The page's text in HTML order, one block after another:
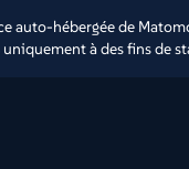
auto-hébergée de
à des fins de